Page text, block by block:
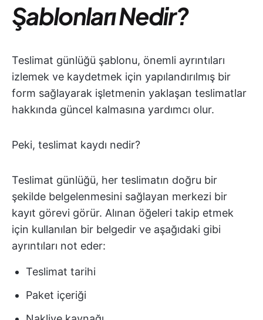
Şablonları Nedir?
Teslimat günlüğü şablonu, önemli ayrıntıları
izlemek ve kaydetmek için yapılandırılmış bir
form sağlayarak işletmenin yaklaşan teslimatlar
hakkında güncel kalmasına yardımcı olur.
Peki, teslimat kaydı nedir?
Teslimat günlüğü, her teslimatın doğru bir
şekilde belgelenmesini sağlayan merkezi bir
kayıt görevi görür. Alınan öğeleri takip etmek
için kullanılan bir belgedir ve aşağıdaki gibi
ayrıntıları not eder:
Teslimat tarihi
Paket içeriği